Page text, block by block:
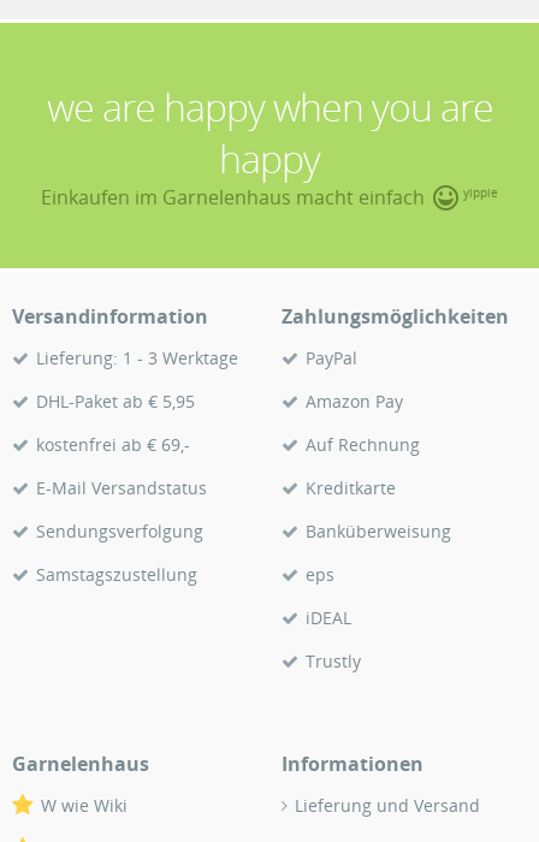
we are happy when you are
happy
Einkaufen im Garnelenhaus macht einfach yippie
Versandinformation
Lieferung: 1 - 3 Werktage
DHL-Paket ab € 5,95
kostenfrei ab € 69,-
E-Mail Versandstatus
Sendungsverfolgung
Samstagszustellung
Zahlungsmöglichkeiten
PayPal
Amazon Pay
Auf Rechnung
Kreditkarte
Banküberweisung
eps
iDEAL
Trustly
Garnelenhaus
W wie Wiki
Informationen
Lieferung und Versand